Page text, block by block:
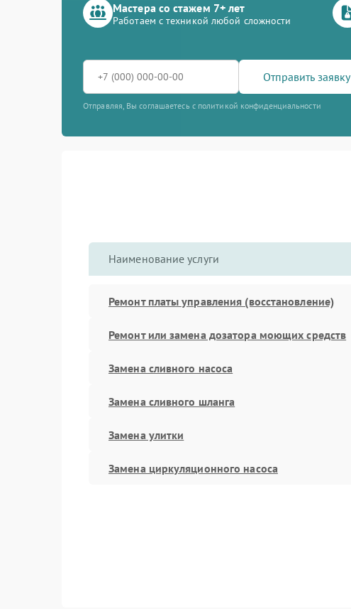
Мастера со стажем 7+ лет
Работаем с техникой любой сложности
Отправить заявку
Отправляя, Вы соглашаетесь с политикой конфиденциальности
Наименование услуги
Ремонт платы управления (восстановление)
Ремонт или замена дозатора моющих средств
Замена сливного насоса
Замена сливного шланга
Замена улитки
Замена циркуляционного насоса